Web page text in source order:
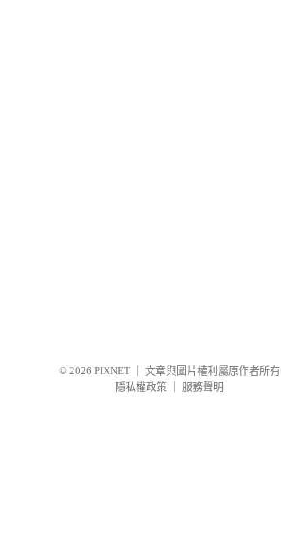
© 2026 PIXNET
文章與圖片權利屬原作者所有
隱私權政策
服務聲明